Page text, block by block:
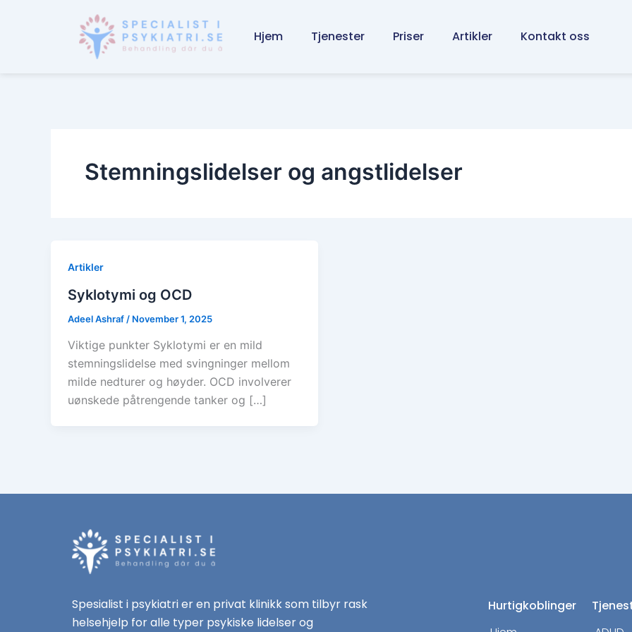
Hjem Tjenester Priser Artikler Kontakt oss
Stemningslidelser og angstlidelser
Artikler
Syklotymi og OCD
Adeel Ashraf / November 1, 2025
Viktige punkter Syklotymi er en mild
stemningslidelse med svingninger mellom
milde nedturer og høyder. OCD involverer
uønskede påtrengende tanker og […]
Spesialist i psykiatri er en privat klinikk som tilbyr rask
helsehjelp for alle typer psykiske lidelser og
Hurtigkoblinger